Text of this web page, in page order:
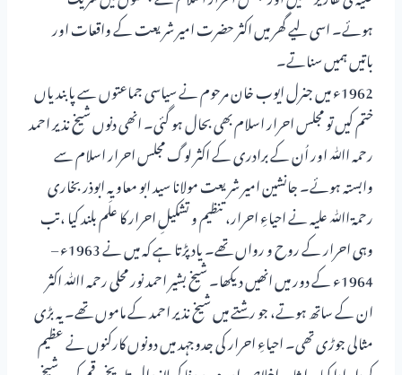
ہوئے۔ اسی لیے گھر میں اکثر حضرت امیر شریعت کے واقعات اور
باتیں ہمیں سناتے۔
1962ء میں جنرل ایوب خان مرحوم نے سیاسی جماعتوں سے پابندیاں
ختم کیں تو مجلس احرار اسلام بھی بحال ہو گئی۔ انھی دنوں شیخ نذیر احمد
رحمہ اﷲ اور اُن کے برادری کے اکثر لوگ مجلس احرار اسلام سے
وابستہ ہوئے۔ جانشین امیر شریعت مولانا سید ابو معاویہ ابوذر بخاری
رحمۃ اﷲ علیہ نے احیاءِ احرار، تنظیم و تشکیلِ احرار کا علَم بلند کیا ،تب
وہی احرار کے روح و رواں تھے۔ یاد پڑتا ہے کہ میں نے 1963ء –
1964ء کے دور میں انھیں دیکھا۔ شیخ بشیر احمد نور محلی رحمہ اﷲ اکثر
ان کے ساتھ ہوتے، جو رشتے میں شیخ نذیر احمد کے ماموں تھے۔ یہ بڑی
مثالی جوڑی تھی۔ احیاءِ احرار کی جدوجہد میں دونوں کارکنوں نے عظیم